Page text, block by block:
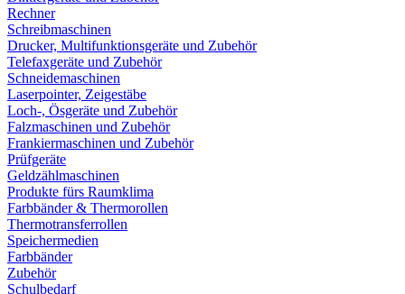
Rechner
Schreibmaschinen
Drucker, Multifunktionsgeräte und Zubehör
Telefaxgeräte und Zubehör
Schneidemaschinen
Laserpointer, Zeigestäbe
Loch-, Ösgeräte und Zubehör
Falzmaschinen und Zubehör
Frankiermaschinen und Zubehör
Prüfgeräte
Geldzählmaschinen
Produkte fürs Raumklima
Farbbänder & Thermorollen
Thermotransferrollen
Speichermedien
Farbbänder
Zubehör
Schulbedarf